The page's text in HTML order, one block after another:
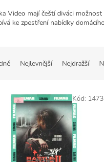
Video mají čeští diváci
ke zpestření nabídky
Nejlevnější Nejdražší
Kód: